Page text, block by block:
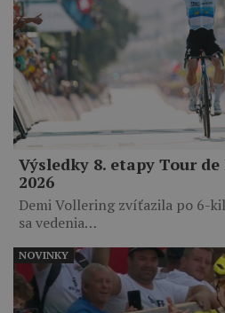
Výsledky 8. etapy Tour de
2026
Demi Vollering zvíťazila po 6-
sa vedenia…
NOVINKY